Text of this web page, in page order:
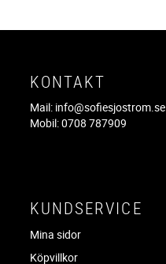
KONTAKT
Mail: info@sofiesjostrom.se
Mobil: 0708 787909
KUNDSERVICE
Mina sidor
Köpvillkor